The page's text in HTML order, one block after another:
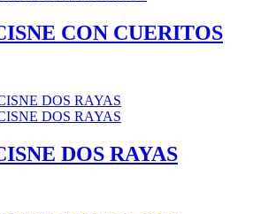
CON CUERITOS
DOS RAYAS